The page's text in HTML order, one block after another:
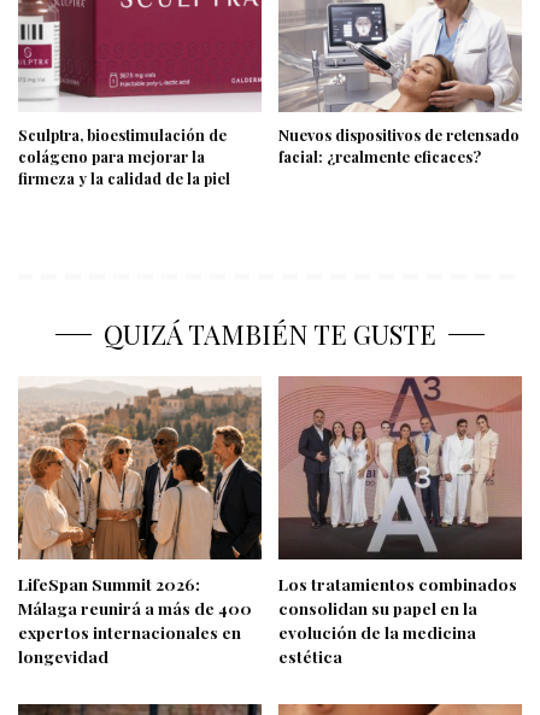
Sculptra, bioestimulación de
colágeno para mejorar la
firmeza y la calidad de la piel
Nuevos dispositivos de retensado
facial: ¿realmente eficaces?
QUIZÁ TAMBIÉN TE GUSTE
LifeSpan Summit 2026:
Málaga reunirá a más de 400
expertos internacionales en
longevidad
Los tratamientos combinados
consolidan su papel en la
evolución de la medicina
estética